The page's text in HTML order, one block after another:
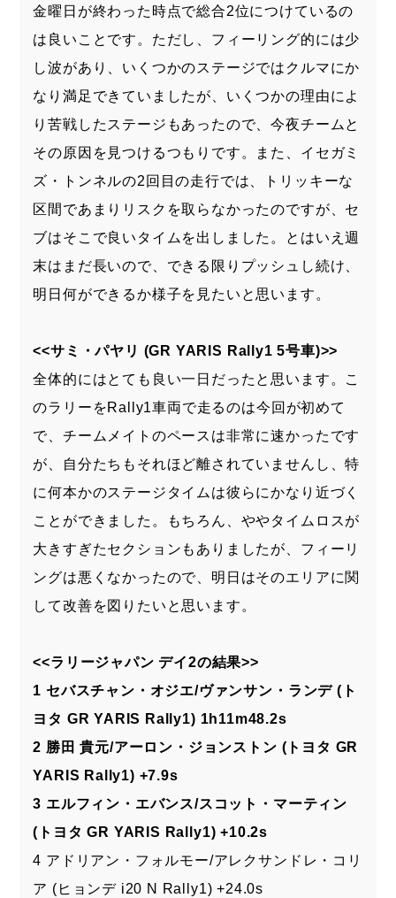
金曜日が終わった時点で総合2位につけているの
は良いことです。ただし、フィーリング的には少
し波があり、いくつかのステージではクルマにか
なり満足できていましたが、いくつかの理由によ
り苦戦したステージもあったので、今夜チームと
その原因を見つけるつもりです。また、イセガミ
ズ・トンネルの2回目の走行では、トリッキーな
区間であまりリスクを取らなかったのですが、セ
ブはそこで良いタイムを出しました。とはいえ週
末はまだ長いので、できる限りプッシュし続け、
明日何ができるか様子を見たいと思います。
<<サミ・パヤリ (GR YARIS Rally1 5号車)>>
全体的にはとても良い一日だったと思います。こ
のラリーをRally1車両で走るのは今回が初めて
で、チームメイトのペースは非常に速かったです
が、自分たちもそれほど離されていませんし、特
に何本かのステージタイムは彼らにかなり近づく
ことができました。もちろん、ややタイムロスが
大きすぎたセクションもありましたが、フィーリ
ングは悪くなかったので、明日はそのエリアに関
して改善を図りたいと思います。
<<ラリージャパン デイ2の結果>>
1 セバスチャン・オジエ/ヴァンサン・ランデ (ト
ヨタ GR YARIS Rally1) 1h11m48.2s
2 勝田 貴元/アーロン・ジョンストン (トヨタ GR
YARIS Rally1) +7.9s
3 エルフィン・エバンス/スコット・マーティン
(トヨタ GR YARIS Rally1) +10.2s
4 アドリアン・フォルモー/アレクサンドレ・コリ
ア (ヒョンデ i20 N Rally1) +24.0s